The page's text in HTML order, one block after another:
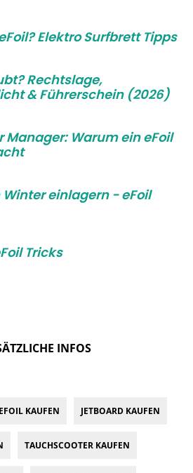
Elektro Surfbrett Tipps
Rechtslage,
& Führerschein (2026)
Manager: Warum ein eFoil
einlagern - eFoil
Tricks
INFOS
EFOIL KAUFEN JETBOARD KAUFEN
TAUCHSCOOTER KAUFEN